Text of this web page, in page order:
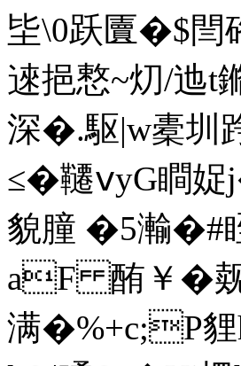
坒\0跃匵�$閆
逨挹慗~灱/迆t
深�.駆 |w橐圳
≤�韆ⅴyG瞷
貌朣 �5瀭�#
aF 酭￥�
满�%+c;P